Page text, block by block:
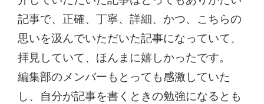
記事で、正確、丁寧、詳細、かつ、こちらの
思いを汲んでいただいた記事になっていて、
拝見していて、ほんまに嬉しかったです。
編集部のメンバーもとっても感激していた
し、自分が記事を書くときの勉強になるとも